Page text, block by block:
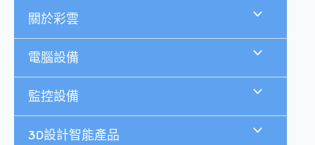
關於彩雲
電腦設備
監控設備
3D設計智能產品